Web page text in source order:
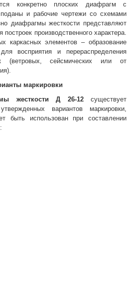
конкретно плоских диафрагм с
и рабочие чертежи со схемами
диафрагмы жесткости представляют
производственного характера.
каркасных элементов – образование
восприятия и перераспределения
(ветровых, сейсмических или от
маркировки
жесткости Д 26-12существует
вариантов маркировки,
быть использован при составлении